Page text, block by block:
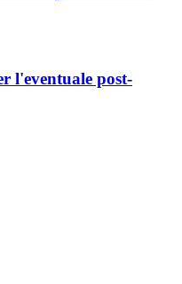
l'eventuale post-